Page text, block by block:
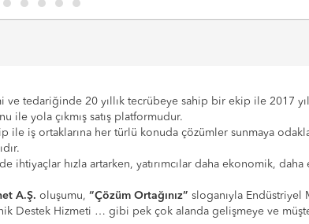
ve tedariğinde 20 yıllık tecrübeye sahip bir ekip ile 2017
ile yola çıkmış satış platformudur.
iş ortaklarına her türlü konuda çözümler sunmaya
hızla artarken, yatırımcılar daha ekonomik,
A.Ş. oluşumu, “Çözüm Ortağınız” sloganıyla Endüstriyel
Destek Hizmeti … gibi pek çok alanda gelişmeye ve